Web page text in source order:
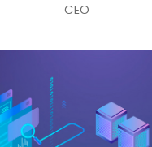
CEO